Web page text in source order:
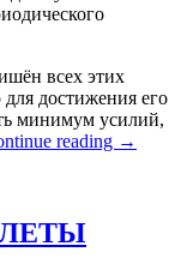
всех этих
достижения его
минимум усилий,
reading →